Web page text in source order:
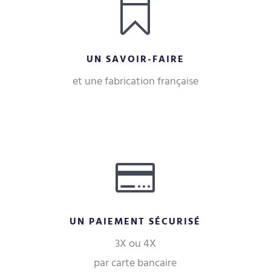

UN SAVOIR-FAIRE
et une fabrication française

UN PAIEMENT SÉCURISÉ
3X ou 4X
par carte bancaire